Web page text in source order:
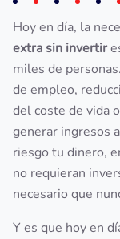
Hoy en día, la
extra sin invertir
miles de
de empleo,
del coste de vida
generar ingresos
riesgo tu dinero,
no requieran
necesario que
Y es que hoy en